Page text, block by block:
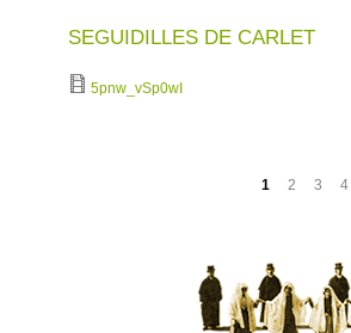
SEGUIDILLES DE CARLET
5pnw_vSp0wI
1 2 3 4